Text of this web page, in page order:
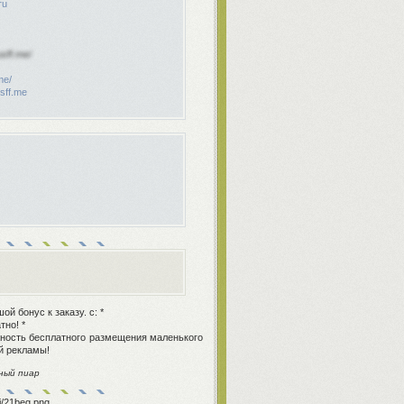
бонус к заказу. с: *
*
бесплатного размещения маленького
рекламы!
пиар